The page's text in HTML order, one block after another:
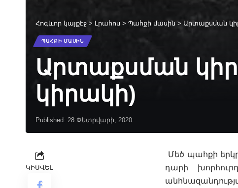
Հոգևոր կայքէջ > Լրահոս > Պահքի մասին > Արտաքսման
ՊԱՀՔԻ ՄԱՍԻՆ
Արտաքսման
կիրակի)
Published: 28 Փետրվարի, 2020
ԿԻՍՎԵԼ
Մեծ պահքի
դարի